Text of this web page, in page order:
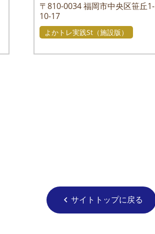
〒810-0034福岡市中央区笹丘1-
10-17
よかトレ実践St（施設版）
chevron_left サイトトップに戻る